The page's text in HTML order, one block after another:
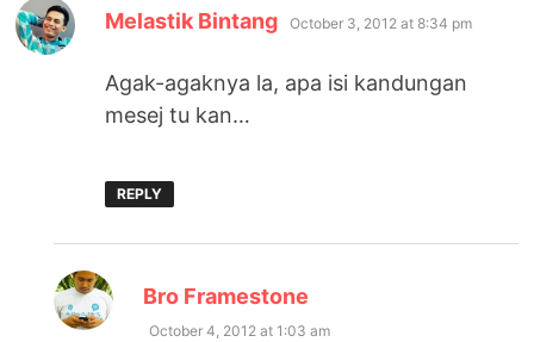
Melastik Bintang says:
October 3, 2012 at 8:34 pm
Agak-agaknya la, apa isi kandungan
mesej tu kan…
REPLY
Bro Framestone
October 4, 2012 at 1:03 am